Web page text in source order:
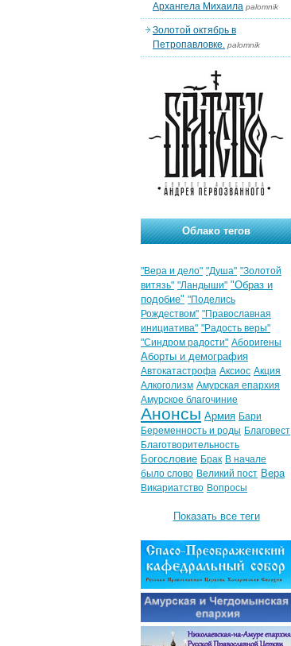
Архангела Михаила palomnik
Золотой октябрь в
Петропавловке. palomnik
Облако тегов
"Вера и дело" "Душа" "Золотой
витязь" "Ландыши" "Образ и
подобие" "Поделись
Рождеством" "Православная
инициатива" "Радость веры"
"Синдром радости" Аборигены
Аборты и демография
Автокатастрофа Аксиос Акция
Алкоголизм Амурская епархия
Амурское благочиние
Анонсы Армия Бари
Беременность и роды Благовест
Благотворительность
Богословие Брак В начале
было слово Великий пост Вера
Викариатство Вопросы
Показать все теги